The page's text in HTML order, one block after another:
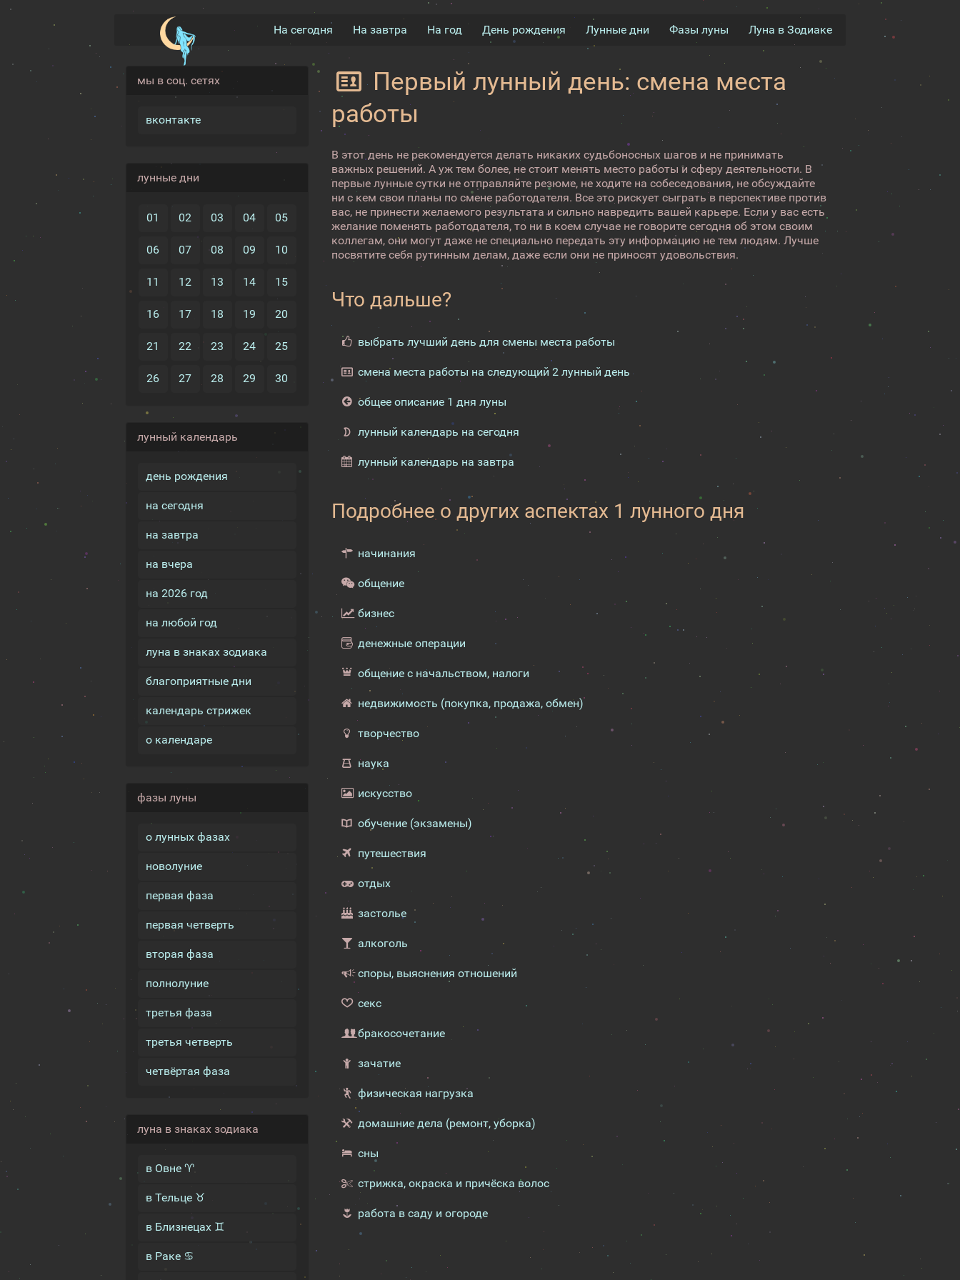
На сегодня На завтра На год День рождения Лунные дни Фазы луны Луна в Зодиаке
мы в соц. сетях
вконтакте
лунные дни
01 02 03 04 05
06 07 08 09 10
11 12 13 14 15
16 17 18 19 20
21 22 23 24 25
26 27 28 29 30
лунный календарь
день рождения
на сегодня
на завтра
на вчера
на 2026 год
на любой год
луна в знаках зодиака
благоприятные дни
календарь стрижек
о календаре
фазы луны
о лунных фазах
новолуние
первая фаза
первая четверть
вторая фаза
полнолуние
третья фаза
третья четверть
четвёртая фаза
луна в знаках зодиака
в Овне ♈
в Тельце ♉
в Близнецах ♊
в Раке ♋
Первый лунный день: смена места
работы
В этот день не рекомендуется делать никаких судьбоносных шагов и не принимать
важных решений. А уж тем более, не стоит менять место работы и сферу деятельности. В
первые лунные сутки не отправляйте резюме, не ходите на собеседования, не обсуждайте
ни с кем свои планы по смене работодателя. Все это рискует сыграть в перспективе против
вас, не принести желаемого результата и сильно навредить вашей карьере. Если у вас есть
желание поменять работодателя, то ни в коем случае не говорите сегодня об этом своим
коллегам, они могут даже не специально передать эту информацию не тем людям. Лучше
посвятите себя рутинным делам, даже если они не приносят удовольствия.
Что дальше?
выбрать лучший день для смены места работы
смена места работы на следующий 2 лунный день
общее описание 1 дня луны
лунный календарь на сегодня
лунный календарь на завтра
Подробнее о других аспектах 1 лунного дня
начинания
общение
бизнес
денежные операции
общение с начальством, налоги
недвижимость (покупка, продажа, обмен)
творчество
наука
искусство
обучение (экзамены)
путешествия
отдых
застолье
алкоголь
споры, выяснения отношений
секс
бракосочетание
зачатие
физическая нагрузка
домашние дела (ремонт, уборка)
сны
стрижка, окраска и причёска волос
работа в саду и огороде